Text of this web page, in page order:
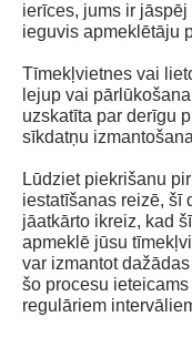
ierīces, jums ir
ieguvis apmeklētāju
Tīmekļvietnes vai
lejup vai
uzskatīta par derīgu
sīkdatņu
Lūdziet piekrišanu
iestatīšanas reizē, šī
jāatkārto ikreiz, kad
apmeklē jūsu
var izmantot
šo procesu
regulāriem